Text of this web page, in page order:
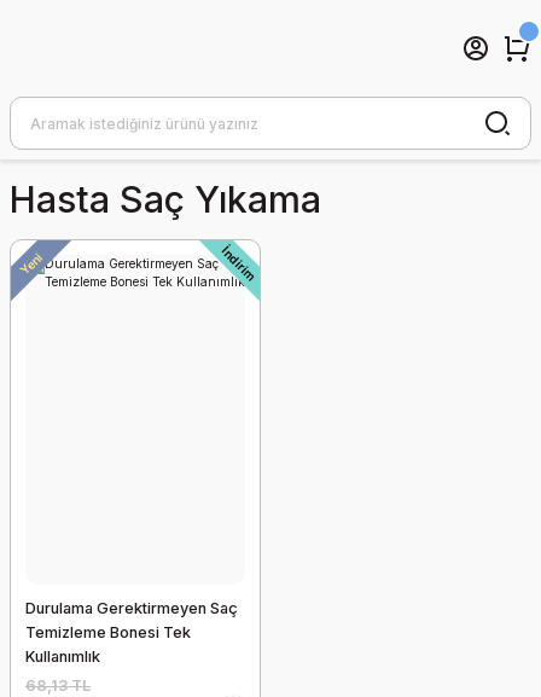
Hasta Saç Yıkama
Yeni İndirim
Durulama Gerektirmeyen Saç
Temizleme Bonesi Tek
Kullanımlık
68,13 TL